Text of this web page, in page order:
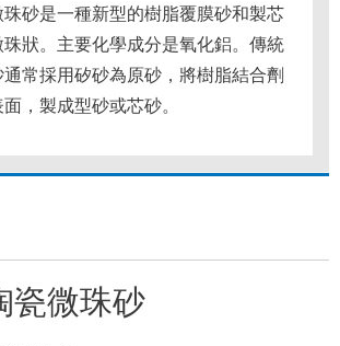
砂是一種新型的樹脂覆膜砂和製芯
狀。 主要化學成分是氧化鋁。 傳統
常採用矽砂為原砂，將樹脂結合劑
，製成型砂或芯砂。
瓷微珠砂